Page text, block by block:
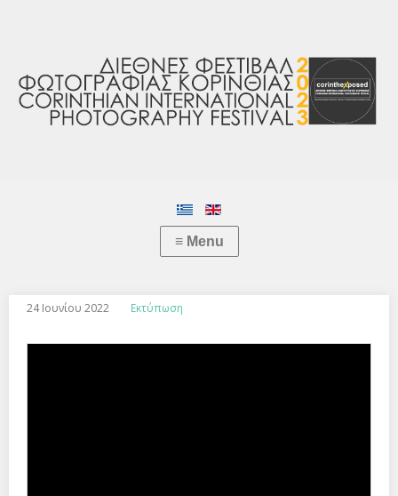
24 Ιουνίου 2022 Εκτύπωση